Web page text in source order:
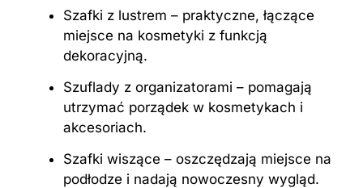
Szafki z lustrem – praktyczne, łączące
miejsce na kosmetyki z funkcją
dekoracyjną.
Szuflady z organizatorami – pomagają
utrzymać porządek w kosmetykach i
akcesoriach.
Szafki wiszące – oszczędzają miejsce na
podłodze i nadają nowoczesny wygląd.